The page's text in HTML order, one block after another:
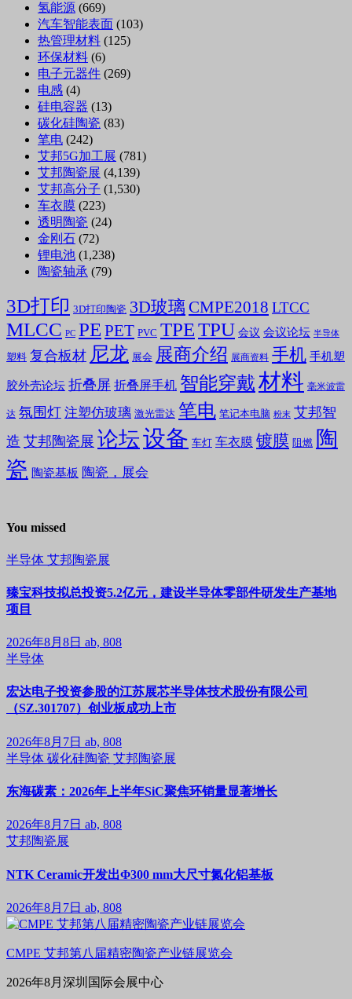
氢能源 (669)
汽车智能表面 (103)
热管理材料 (125)
环保材料 (6)
电子元器件 (269)
电感 (4)
硅电容器 (13)
碳化硅陶瓷 (83)
笔电 (242)
艾邦5G加工展 (781)
艾邦陶瓷展 (4,139)
艾邦高分子 (1,530)
车衣膜 (223)
透明陶瓷 (24)
金刚石 (72)
锂电池 (1,238)
陶瓷轴承 (79)
3D打印 3D打印陶瓷 3D玻璃 CMPE2018 LTCC
MLCC PC PE PET PVC TPETPU 会议 会议论坛 半导体
塑料 复合板材 尼龙 展会 展商介绍 展商资料 手机 手机塑
胶外壳论坛 折叠屏 折叠屏手机 智能穿戴材料 毫米波雷
达 氛围灯 注塑仿玻璃 激光雷达 笔电 笔记本电脑 粉末 艾邦智
造 艾邦陶瓷展 论坛设备 车灯 车衣膜 镀膜 阻燃 陶
瓷 陶瓷基板 陶瓷，展会
You missed
半导体 艾邦陶瓷展
臻宝科技拟总投资5.2亿元，建设半导体零部件研发生产基地
项目
2026年8月8日 ab, 808
半导体
宏达电子投资参股的江苏展芯半导体技术股份有限公司
（SZ.301707）创业板成功上市
2026年8月7日 ab, 808
半导体 碳化硅陶瓷 艾邦陶瓷展
东海碳素：2026年上半年SiC聚焦环销量显著增长
2026年8月7日 ab, 808
艾邦陶瓷展
NTK Ceramic开发出Φ300 mm大尺寸氮化铝基板
2026年8月7日 ab, 808
CMPE 艾邦第八届精密陶瓷产业链展览会
2026年8月深圳国际会展中心